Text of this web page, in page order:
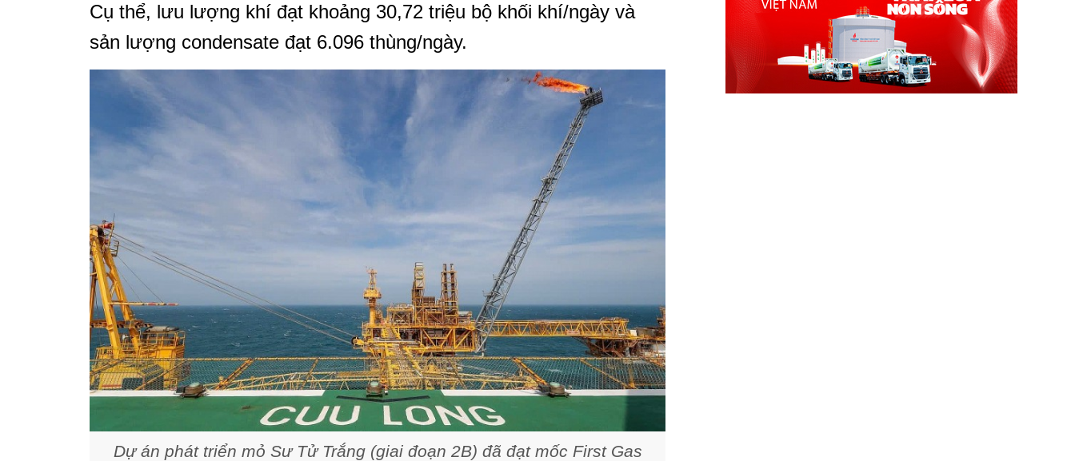
Cụ thể, lưu lượng khí đạt khoảng 30,72 triệu bộ khối khí/ngày và
sản lượng condensate đạt 6.096 thùng/ngày.
Dự án phát triển mỏ Sư Tử Trắng (giai đoạn 2B) đã đạt mốc First Gas